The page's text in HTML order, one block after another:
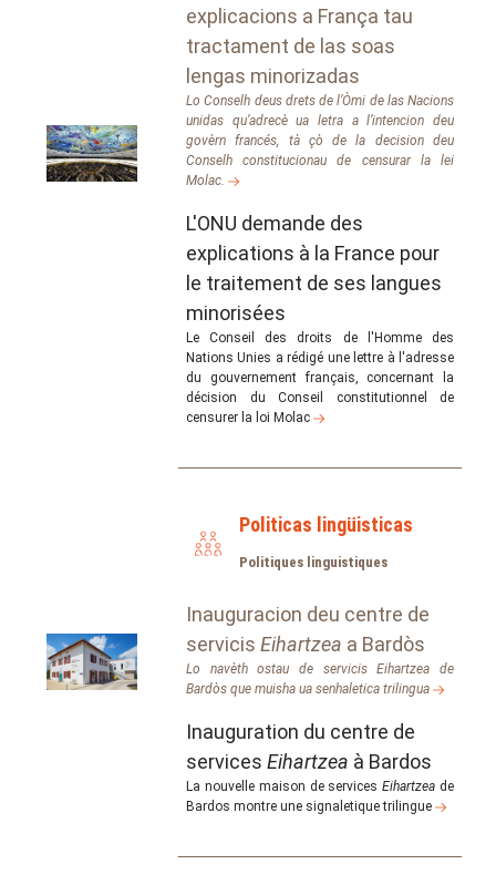
explicacions a França tau
tractament de las soas
lengas minorizadas
Lo Conselh deus drets de l’Òmi de las Nacions
unidas qu’adrecè ua letra a l’intencion deu
govèrn francés, tà çò de la decision deu
Conselh constitucionau de censurar la lei
Molac.
L'ONU demande des
explications à la France pour
le traitement de ses langues
minorisées
Le Conseil des droits de l'Homme des
Nations Unies a rédigé une lettre à l'adresse
du gouvernement français, concernant la
décision du Conseil constitutionnel de
censurer la loi Molac
Politicas lingüisticas
Politiques linguistiques
Inauguracion deu centre de
servicis Eihartzea a Bardòs
Lo navèth ostau de servicisEihartzea de
Bardòs que muisha ua senhaletica trilingua
Inauguration du centre de
services Eihartzea à Bardos
La nouvelle maison de servicesEihartzea de
Bardos montre une signaletique trilingue